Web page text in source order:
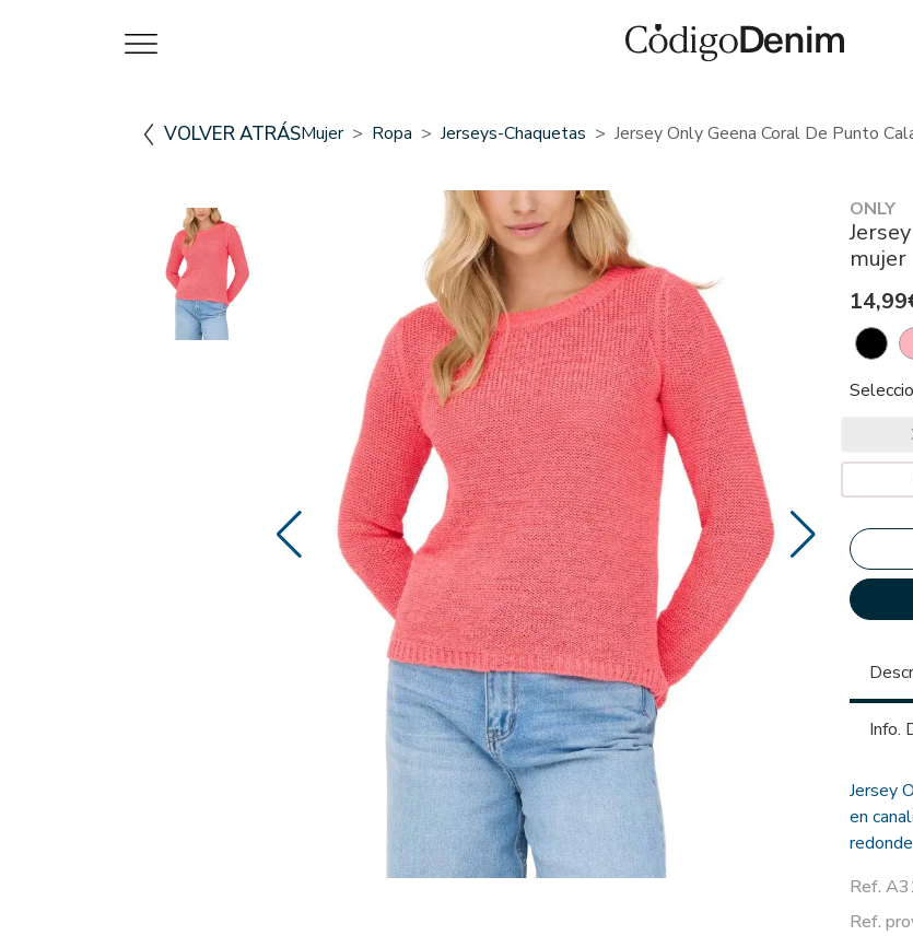
VOLVER ATRÁSMujer Ropa Jerseys-Chaquetas Jersey Only Geena Coral De Punto
ONLY
mujer
Info.
Jersey
en
Ref.
Ref.